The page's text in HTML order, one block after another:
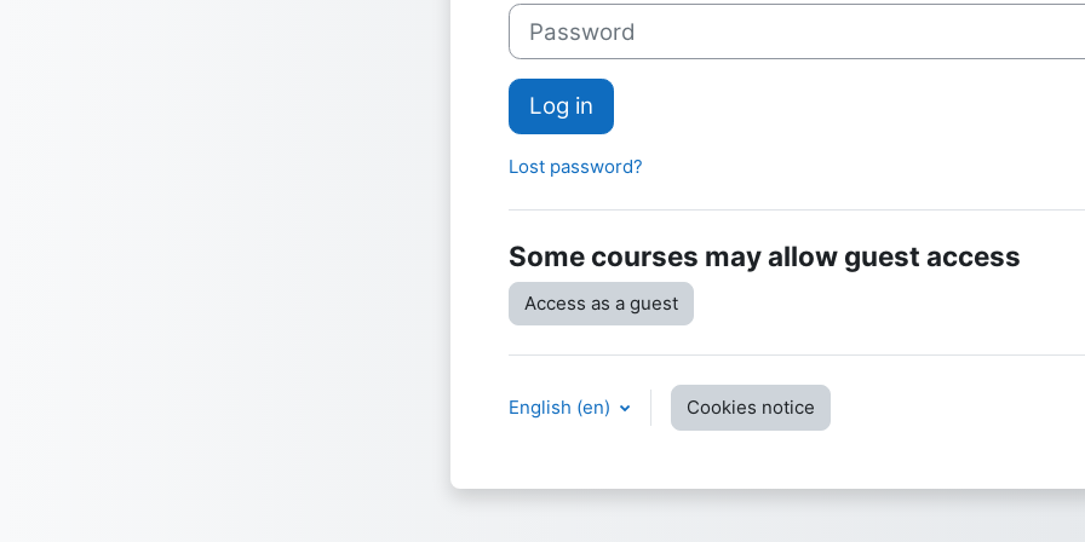
Password
Log in
Lost password?
Some courses may allow guest access
Access as a guest
English ‎(en)‎ Cookies notice